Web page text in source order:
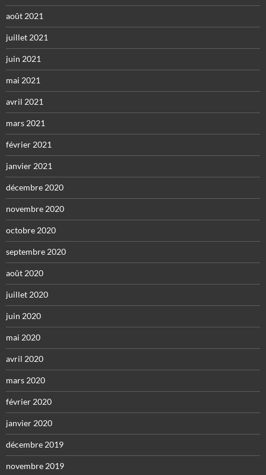
août 2021
juillet 2021
juin 2021
mai 2021
avril 2021
mars 2021
février 2021
janvier 2021
décembre 2020
novembre 2020
octobre 2020
septembre 2020
août 2020
juillet 2020
juin 2020
mai 2020
avril 2020
mars 2020
février 2020
janvier 2020
décembre 2019
novembre 2019